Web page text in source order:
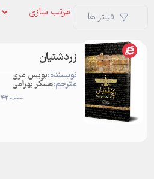
فیلتر ها
زردشتیان
نویسنده:بویس مری
مترجم:عسکر بهرامی
420.000